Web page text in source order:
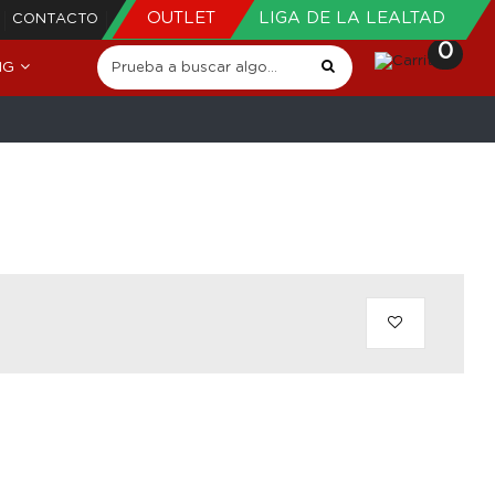
CONTACTO OUTLET LIGA DE LA LEALTAD
0